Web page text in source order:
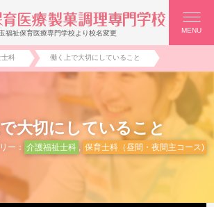
福祉保育医療専門学校より校名変更 MENU
士科 働く上で大切にしていること
大切にしていること
ー： 介護福祉士科 保育士科（昼間・夜間主コース)